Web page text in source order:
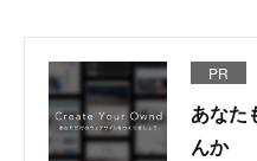
PR
あなた
んか